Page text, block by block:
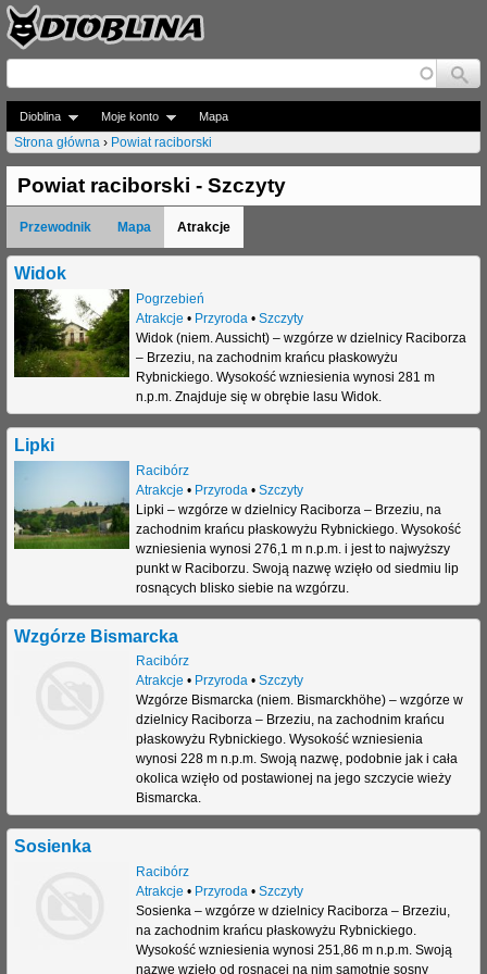
Jump to navigation
Dioblina Moje konto Mapa
J
e
s
t
e
ś
t
u
t
j
Strona główna › Powiat raciborski
Powiat raciborski - Szczyty
Przewodnik Mapa Atrakcje
Widok
Pogrzebień
Atrakcje • Przyroda • Szczyty
Widok (niem. Aussicht) – wzgórze w dzielnicy Raciborza
– Brzeziu, na zachodnim krańcu płaskowyżu
Rybnickiego. Wysokość wzniesienia wynosi 281 m
n.p.m. Znajduje się w obrębie lasu Widok.
Lipki
Racibórz
Atrakcje • Przyroda • Szczyty
Lipki – wzgórze w dzielnicy Raciborza – Brzeziu, na
zachodnim krańcu płaskowyżu Rybnickiego. Wysokość
wzniesienia wynosi 276,1 m n.p.m. i jest to najwyższy
punkt w Raciborzu. Swoją nazwę wzięło od siedmiu lip
rosnących blisko siebie na wzgórzu.
Wzgórze Bismarcka
Racibórz
Atrakcje • Przyroda• Szczyty
Wzgórze Bismarcka (niem. Bismarckhöhe) – wzgórze w
dzielnicy Raciborza – Brzeziu, na zachodnim krańcu
płaskowyżu Rybnickiego. Wysokość wzniesienia
wynosi 228 m n.p.m. Swoją nazwę, podobnie jak i cała
okolica wzięło od postawionej na jego szczycie wieży
Bismarcka.
Sosienka
Racibórz
Atrakcje • Przyroda• Szczyty
Sosienka – wzgórze w dzielnicy Raciborza – Brzeziu,
na zachodnim krańcu płaskowyżu Rybnickiego.
Wysokość wzniesienia wynosi 251,86 m n.p.m. Swoją
nazwę wzięło od rosnącej na nim samotnie sosny